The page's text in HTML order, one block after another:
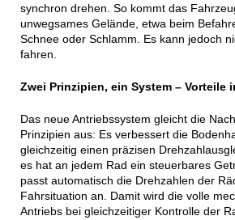
synchron drehen. So kommt das
unwegsames Gelände, etwa beim
Schnee oder Schlamm. Es kann jedoch
fahren.
Zwei Prinzipien, ein System – Vorteile
Das neue Antriebssystem gleicht die
Prinzipien aus: Es verbessert die
gleichzeitig einen präzisen
es hat an jedem Rad ein steuerbares
passt automatisch die Drehzahlen der
Fahrsituation an. Damit wird die volle
Antriebs bei gleichzeitiger Kontrolle der